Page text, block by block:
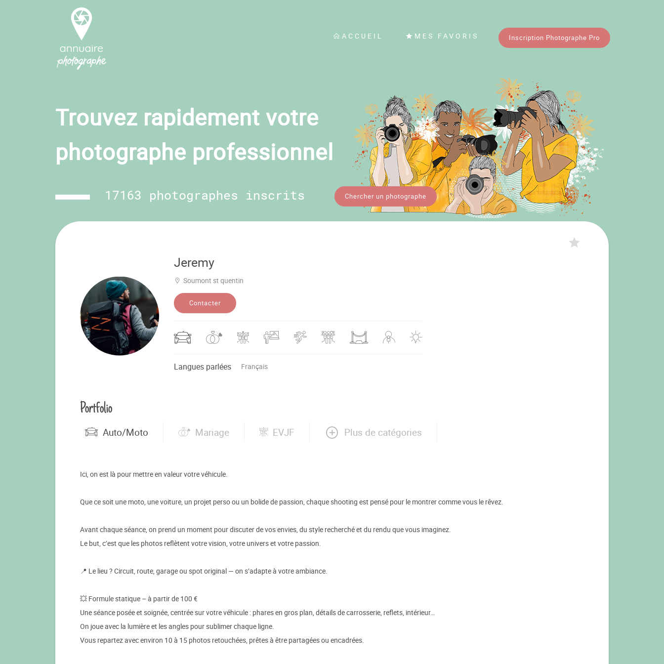
ACCUEIL MES FAVORIS Inscription Photographe Pro
Trouvez rapidement votre
photographe professionnel
17163 photographes inscrits Chercher un photographe
Jeremy
Soumont st quentin
Contacter
Langues parlées Français
Portfolio
Auto/Moto Mariage EVJF Plus de catégories
Ici, on est là pour mettre en valeur votre véhicule.
Que ce soit une moto, une voiture, un projet perso ou un bolide de passion, chaque shooting est pensé pour le montrer comme vous le rêvez.
Avant chaque séance, on prend un moment pour discuter de vos envies, du style recherché et du rendu que vous imaginez.
Le but, c’est que les photos reflètent votre vision, votre univers et votre passion.
📍 Le lieu ? Circuit, route, garage ou spot original — on s’adapte à votre ambiance.
💥 Formule statique – à partir de 100 €
Une séance posée et soignée, centrée sur votre véhicule : phares en gros plan, détails de carrosserie, reflets, intérieur…
On joue avec la lumière et les angles pour sublimer chaque ligne.
Vous repartez avec environ 10 à 15 photos retouchées, prêtes à être partagées ou encadrées.